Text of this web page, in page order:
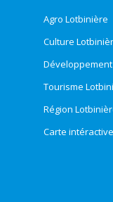
Agro Lotbinière
Culture
Tourisme
Région
Carte intéractive